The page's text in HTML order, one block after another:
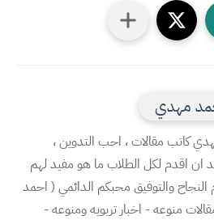
مهدي
كاتب مقالات ، احب التدوين ،
ان اقدم لكل الطلاب ما هو مفيد لهم
النجاح والتوفيق محبكم الدائمي ( احمد
منوعه - اخبار تربويه ومنوعه -